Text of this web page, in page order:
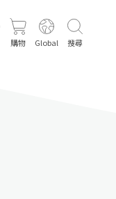
購物 Global 搜尋